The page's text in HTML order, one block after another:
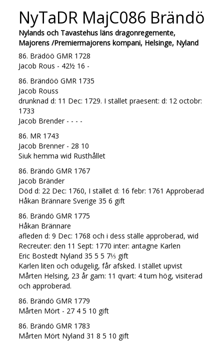
NyTaDR MajC086 Brändö
Nylands och Tavastehus läns dragonregemente,
Majorens /Premiermajorens kompani, Helsinge, Nyland
86. Brädöö GMR 1728
Jacob Rous - 42½ 16 -
86. Brändöö GMR 1735
Jacob Rouss
drunknad d: 11 Dec: 1729. I stället praesent: d: 12 octobr:
1733
Jacob Brender - - - -
86. MR 1743
Jacob Brenner - 28 10
Siuk hemma wid Rusthållet
86. Brändö GMR 1767
Jacob Bränder
Död d: 22 Dec: 1760, I stället d: 16 febr: 1761 Approberad
Håkan Brännare Sverige 35 6 gift
86. Brändö GMR 1775
Håkan Brännare
afleden d: 9 Dec: 1768 och i dess ställe approberad, wid
Recreuter: den 11 Sept: 1770 inter: antagne Karlen
Eric Bostedt Nyland 35 5 5 7⅓ gift
Karlen liten och odugelig, får afsked. I stället upvist
Mårten Helsing, 23 år gam: 11 qvart: 4 tum hög, visiterad
och approberad.
86. Brändö GMR 1779
Mårten Mört - 27 4 5 10 gift
86. Brändö GMR 1783
Mårten Mört Nyland 31 8 5 10 gift